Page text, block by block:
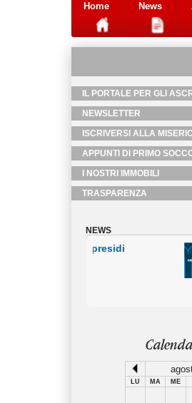
Home News
IL PORTALE PER GLI
NEWSLETTER
ISCRIVERSI ALLA
APPUNTI DI PRIMO
I NOSTRI IMMOBILI
TRASPARENZA
NEWS
Chiusure
Orari
LU MA ME